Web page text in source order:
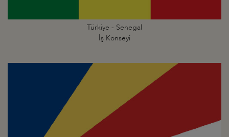
Türkiye - Senegal
İş Konseyi